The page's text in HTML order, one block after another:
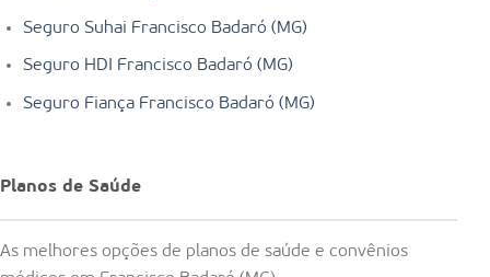
Seguro Suhai Francisco Badaró (MG)
Seguro HDI Francisco Badaró (MG)
Seguro Fiança Francisco Badaró (MG)
Planos de Saúde
As melhores opções de planos de saúde e convênios